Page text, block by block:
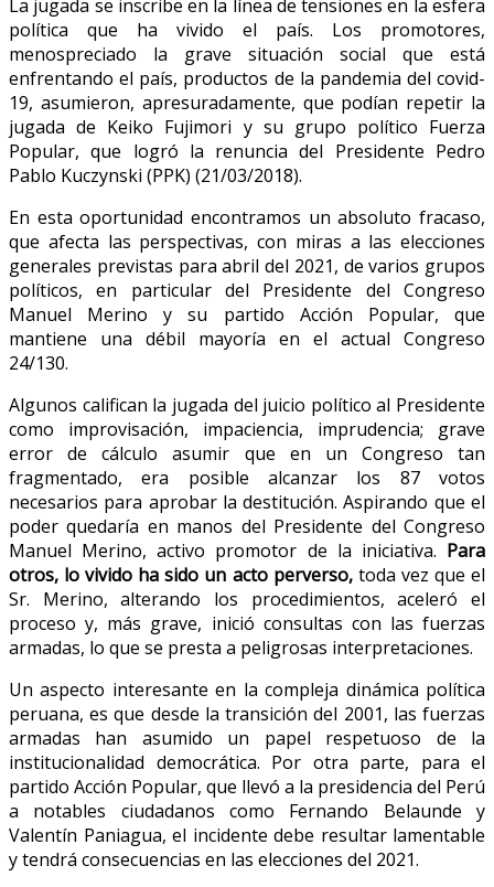
La jugada se inscribe en la línea de tensiones en la esfera
política que ha vivido el país. Los promotores,
menospreciado la grave situación social que está
enfrentando el país, productos de la pandemia del covid-
19, asumieron, apresuradamente, que podían repetir la
jugada de Keiko Fujimori y su grupo político Fuerza
Popular, que logró la renuncia del Presidente Pedro
Pablo Kuczynski (PPK) (21/03/2018).
En esta oportunidad encontramos un absoluto fracaso,
que afecta las perspectivas, con miras a las elecciones
generales previstas para abril del 2021, de varios grupos
políticos, en particular del Presidente del Congreso
Manuel Merino y su partido Acción Popular, que
mantiene una débil mayoría en el actual Congreso
24/130.
Algunos califican la jugada del juicio político al Presidente
como improvisación, impaciencia, imprudencia; grave
error de cálculo asumir que en un Congreso tan
fragmentado, era posible alcanzar los 87 votos
necesarios para aprobar la destitución. Aspirando que el
poder quedaría en manos del Presidente del Congreso
Manuel Merino, activo promotor de la iniciativa. Para
otros, lo vivido ha sido un acto perverso,toda vez que el
Sr. Merino, alterando los procedimientos, aceleró el
proceso y, más grave, inició consultas con las fuerzas
armadas, lo que se presta a peligrosas interpretaciones.
Un aspecto interesante en la compleja dinámica política
peruana, es que desde la transición del 2001, las fuerzas
armadas han asumido un papel respetuoso de la
institucionalidad democrática. Por otra parte, para el
partido Acción Popular, que llevó a la presidencia del Perú
a notables ciudadanos como Fernando Belaunde y
Valentín Paniagua, el incidente debe resultar lamentable
y tendrá consecuencias en las elecciones del 2021.